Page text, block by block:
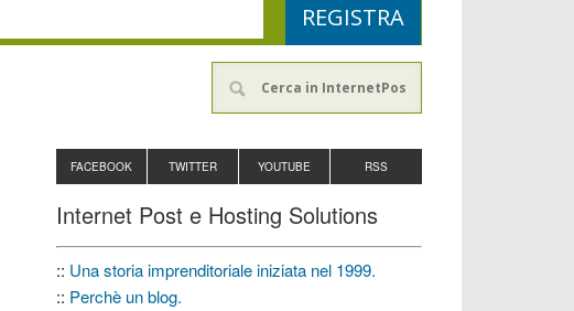
FACEBOOK TWITTER YOUTUBE RSS
Internet Post e Hosting Solutions
:: Una storia imprenditoriale iniziata nel 1999.
:: Perchè un blog.